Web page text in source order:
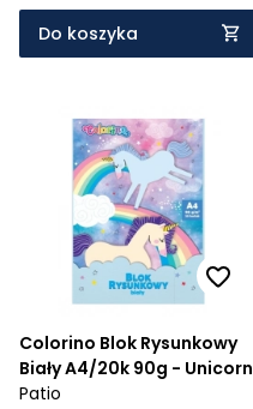
Do koszyka
Colorino Blok Rysunkowy
Biały A4/20k 90g - Unicorn
Patio